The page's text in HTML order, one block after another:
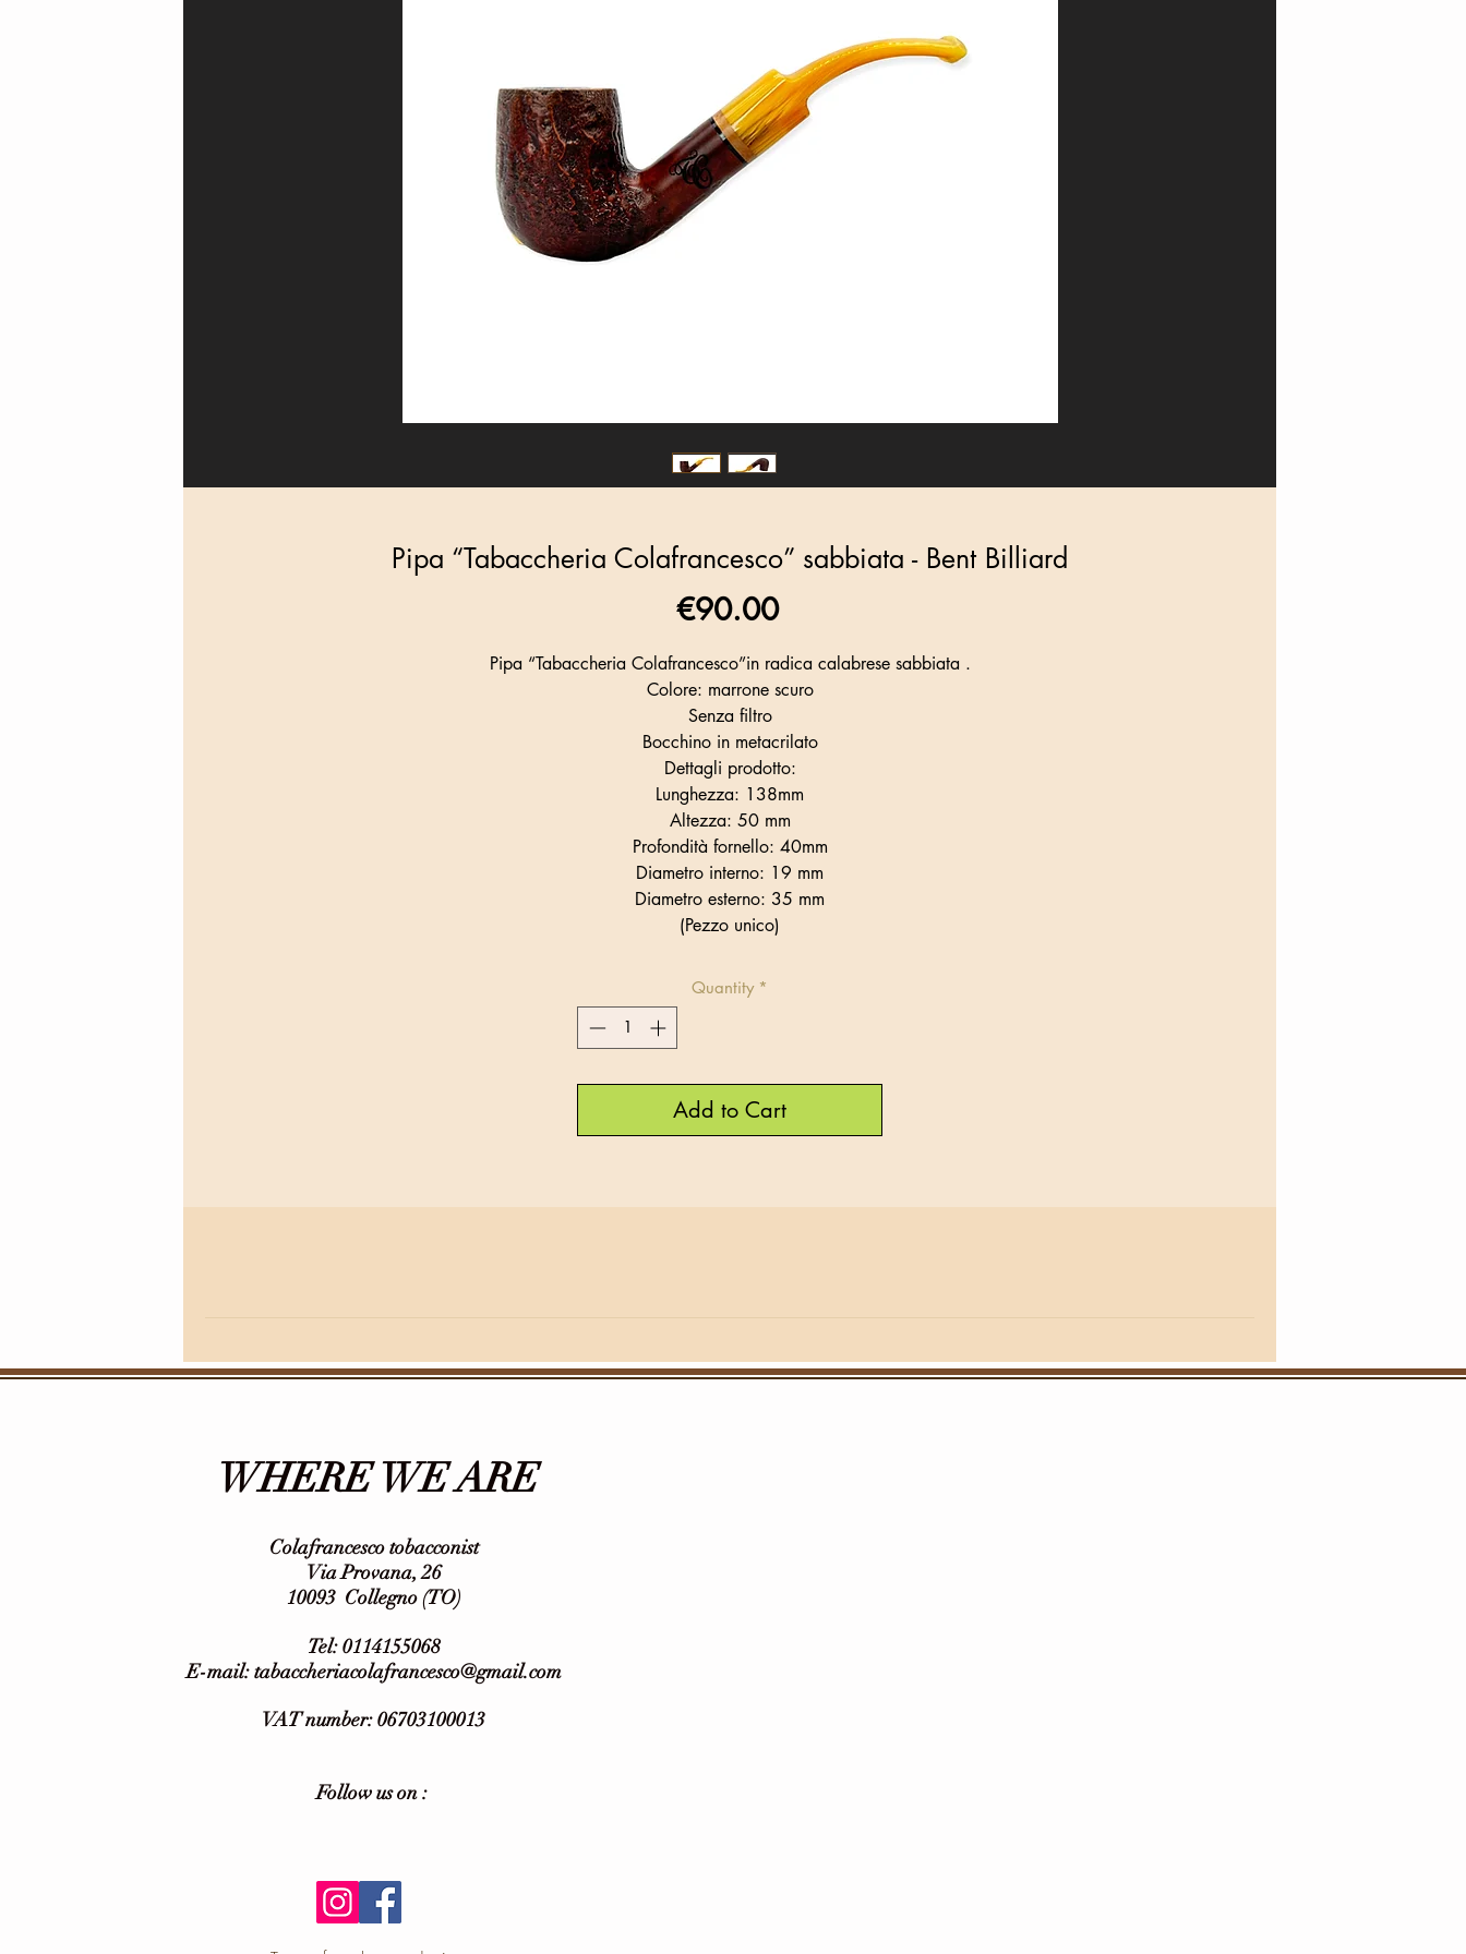
Pipa “Tabaccheria Colafrancesco” sabbiata - Bent Billiard
€90.00Price
Pipa “Tabaccheria Colafrancesco”in radica calabrese sabbiata .
Colore: marrone scuro
Senza filtro
Bocchino in metacrilato
Dettagli prodotto:
Lunghezza: 138mm
Altezza: 50 mm
Profondità fornello: 40mm
Diametro interno: 19 mm
Diametro esterno: 35 mm
(Pezzo unico)
Quantity *
Add to Cart
WHERE WE ARE
Colafrancesco tobacconist
Via Provana, 26
10093 Collegno (TO)
Tel: 0114155068
E-mail:tabaccheriacolafrancesco@gmail.com
VAT number: 06703100013
Follow us on :